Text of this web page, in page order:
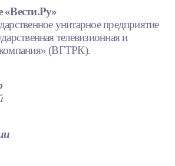
«Вести.Ру»
унитарное предприятие
телевизионная и
(ВГТРК).